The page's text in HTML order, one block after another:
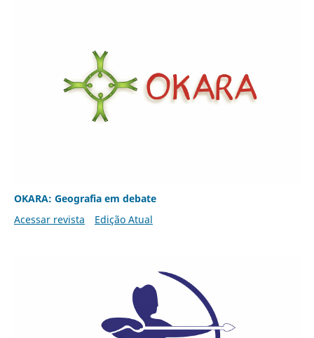
OKARA: Geografia em debate
Acessar revista
Edição Atual